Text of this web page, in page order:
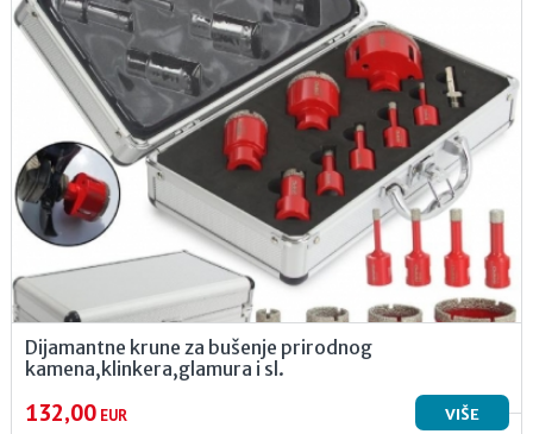
Dijamantne krune za bušenje prirodnog
kamena,klinkera,glamura i sl.
132,00EUR VIŠE